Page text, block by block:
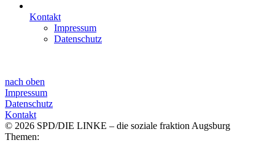
Kontakt
Impressum
Datenschutz
nach oben
Impressum
Datenschutz
Kontakt
© 2026 SPD/DIE LINKE – die soziale fraktion Augsburg
Themen: